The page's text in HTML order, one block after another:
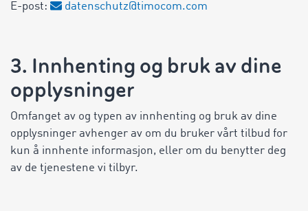
E-post: datenschutz@timocom.com
3. Innhenting og bruk av dine
opplysninger
Omfanget av og typen av innhenting og bruk av dine
opplysninger avhenger av om du bruker vårt tilbud for
kun å innhente informasjon, eller om du benytter deg
av de tjenestene vi tilbyr.